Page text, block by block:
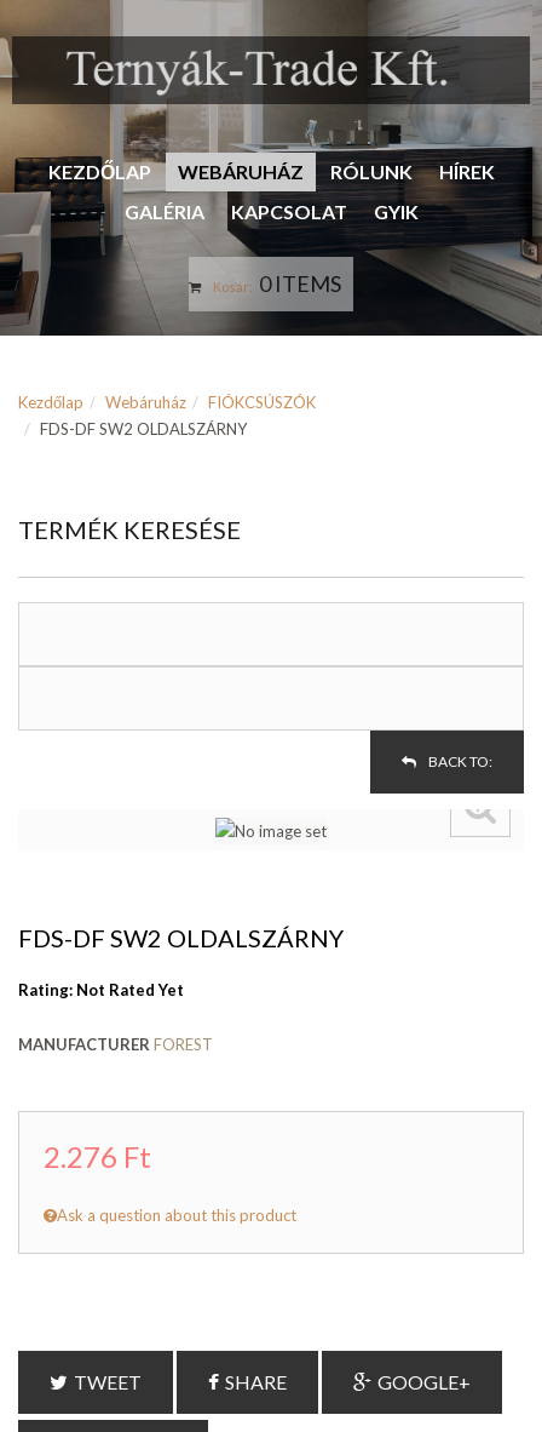
KEZDŐLAP WEBÁRUHÁZ RÓLUNK
HÍREK
GALÉRIA
KAPCSOLAT GYIK
Kosár: 0 ITEMS
Kezdőlap Webáruház
FIÓKCSÚSZÓK
FDS-DF SW2 OLDALSZÁRNY
TERMÉK KERESÉSE
BACK TO:
FDS-DF SW2 OLDALSZÁRNY
Rating: Not Rated Yet
MANUFACTURER FOREST
2.276 Ft
Ask a question about this product
TWEET SHARE GOOGLE+